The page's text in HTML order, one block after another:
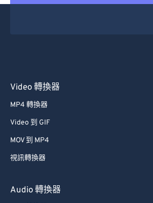
Video 轉換器
MP4 轉換器
Video 到 GIF
MOV 到 MP4
視訊轉換器
Audio 轉換器